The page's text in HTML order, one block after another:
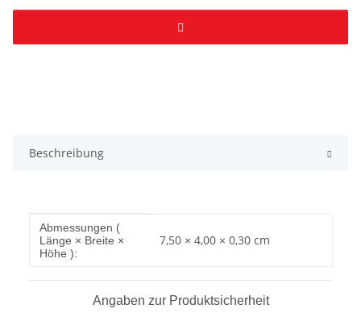
Beschreibung
Produkteigenschaft
Wert
Abmessungen (
Länge × Breite ×
Höhe ):
7,50 × 4,00 × 0,30 cm
Angaben zur Produktsicherheit